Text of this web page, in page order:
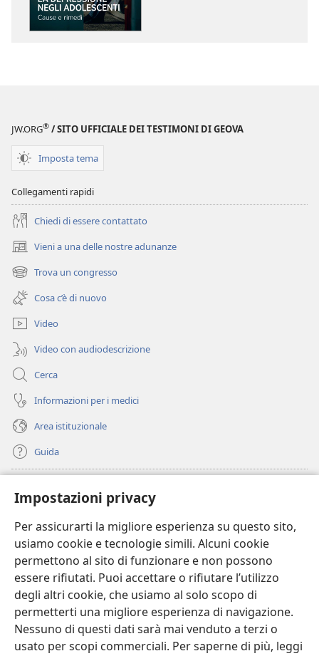
Impostazioni privacy
Per assicurarti la migliore esperienza su questo sito,
usiamo cookie e tecnologie simili. Alcuni cookie
permettono al sito di funzionare e non possono
essere rifiutati. Puoi accettare o rifiutare l’utilizzo
degli altri cookie, che usiamo al solo scopo di
permetterti una migliore esperienza di navigazione.
Nessuno di questi dati sarà mai venduto a terzi o
usato per scopi commerciali. Per saperne di più, leggi
cause
JW.ORG® / SITO UFFICIALE DEI TESTIMONI DI GEOVA
Imposta tema
Collegamenti rapidi
Chiedi di essere contattato
Vieni a una delle nostre adunanze
(apre
una
nuova
finestra)
Trova un congresso
(apre
una
nuova
finestra)
Cosa c’è di nuovo
Video
Video con audiodescrizione
Cerca
Informazioni per i medici
Area istituzionale
Guida
(apre
una
nuova
finestra)
BIBLIOTECA ONLINE Watchtower
(apre
una
nuova
finestra)
JW Hub
(apre
una
nuova
finestra)
JW Library
Watchtower Library®